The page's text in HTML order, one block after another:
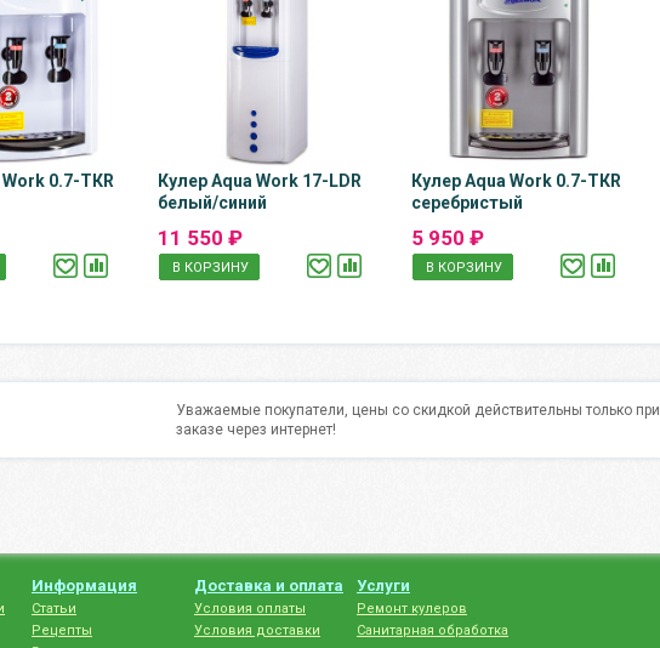
Work 0.7-TКR
Кулер Aqua Work 17-LDR
белый/синий
11 550 ₽
В КОРЗИНУ
Кулер Aqua Work 0.7-TКR
серебристый
5 950 ₽
В КОРЗИНУ
Уважаемые покупатели, цены со скидкой действительны только при
заказе через интернет!
Информация
Статьи
Рецепты
Доставка и оплата
Условия оплаты
Условия доставки
Услуги
Ремонт кулеров
Санитарная обработка